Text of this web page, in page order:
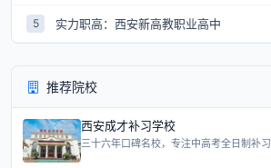
5 实力职高：西安新高教职业高中
推荐院校
西安成才补习学校
三十六年口碑名校，专注中高考全日制补习